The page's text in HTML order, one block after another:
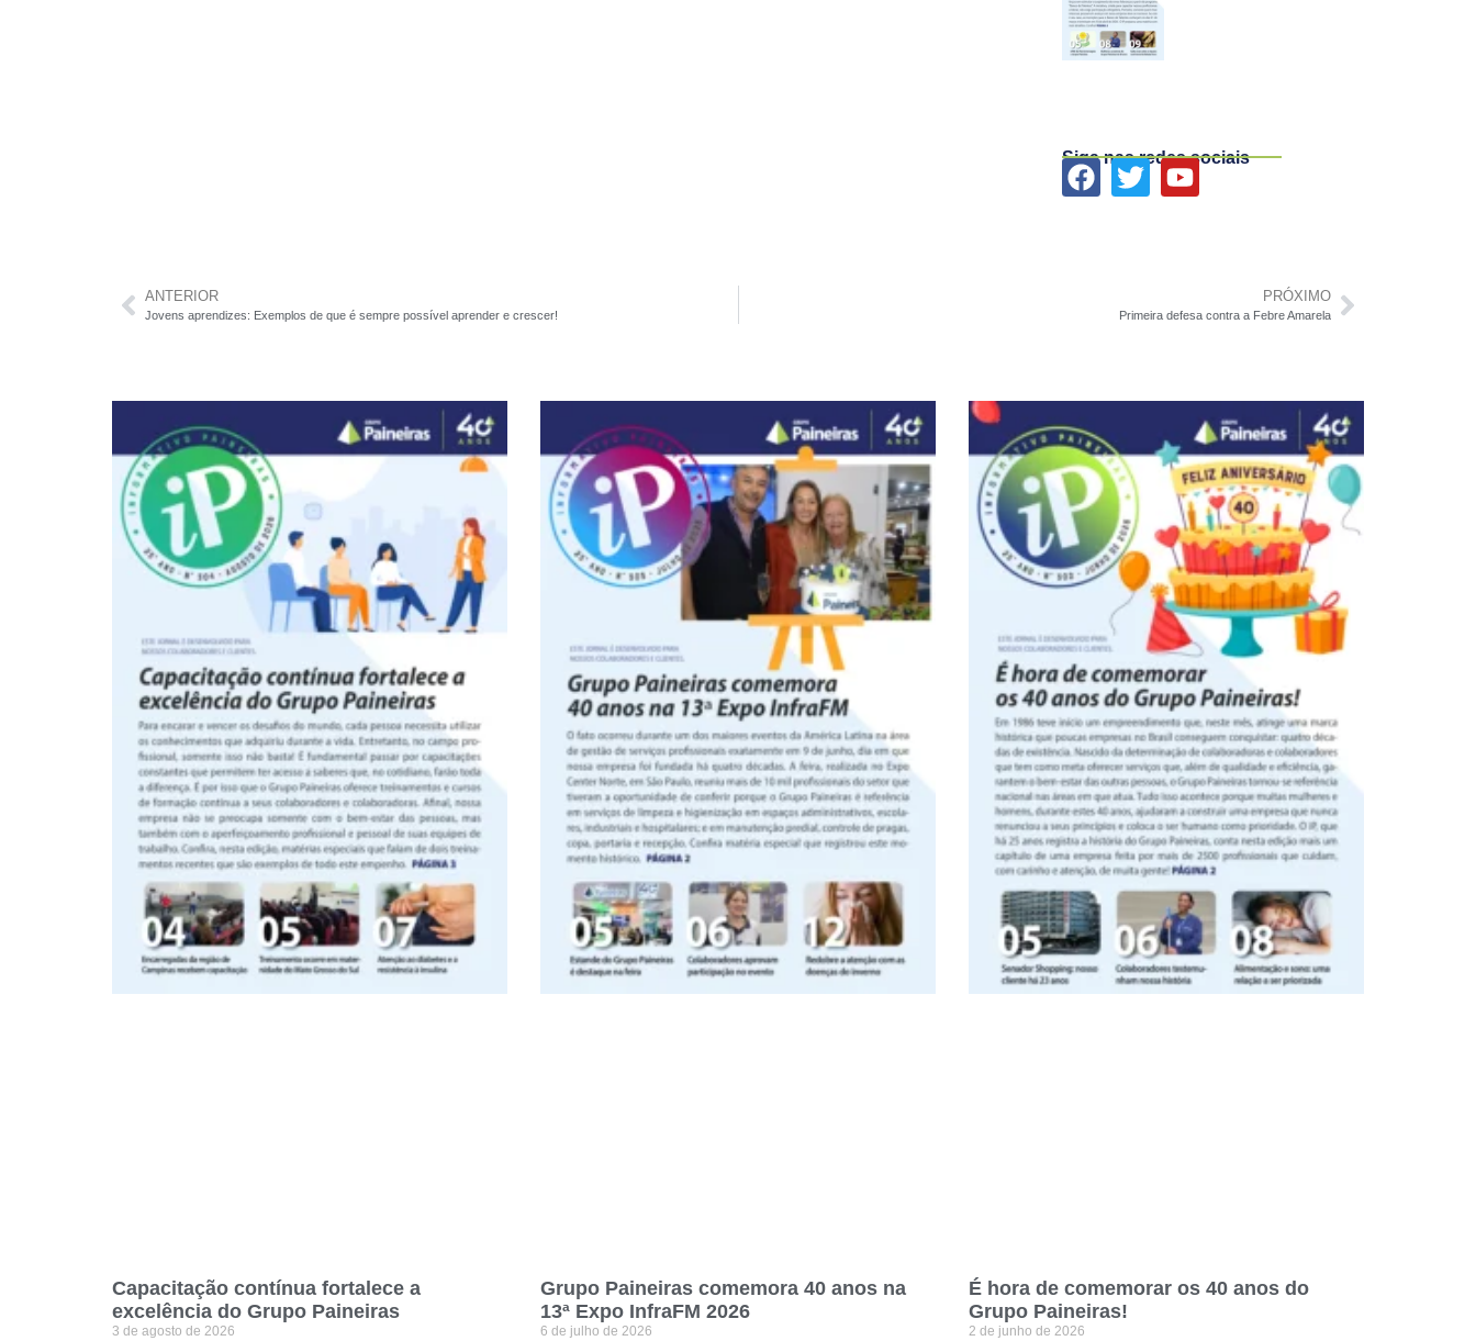
Siga nas redes sociais
ANTERIOR
Jovens aprendizes: Exemplos de que é sempre possível aprender e crescer!
PRÓXIMO
Primeira defesa contra a Febre Amarela
Capacitação contínua fortalece a
excelência do Grupo Paineiras
3 de agosto de 2026
Grupo Paineiras comemora 40 anos na
13ª Expo InfraFM 2026
6 de julho de 2026
É hora de comemorar os 40 anos do
Grupo Paineiras!
2 de junho de 2026